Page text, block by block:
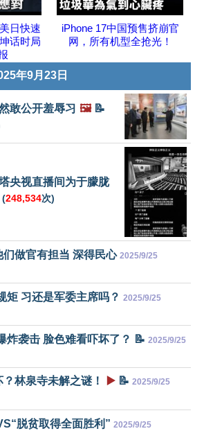
日快速
话时局
iPhone 17中国预售挤崩官
网，所有机型全抢光！
年9月23日
敢公开羞辱习 🖼️📝
央视直播间为于朦胧
(248,534次)
做官有担当 深得民心 2025/9/25
矩 习还是军委主席吗？ 2025/9/25
炸袭击 脸色难看吓坏了？ 📝 2025/9/25
林泉寺未解之谜！ ▶️ 📝 2025/9/25
脱贫取得全面胜利” 2025/9/25